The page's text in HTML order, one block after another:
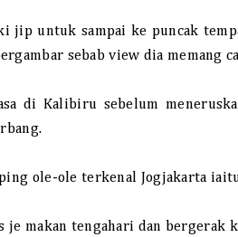
jip untuk sampai ke puncak
sebab view dia memang
di Kalibiru sebelum
ole-ole terkenal Jogjakarta
je makan tengahari dan bergerak